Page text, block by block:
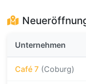
Unternehmen
Café 7 (Coburg)